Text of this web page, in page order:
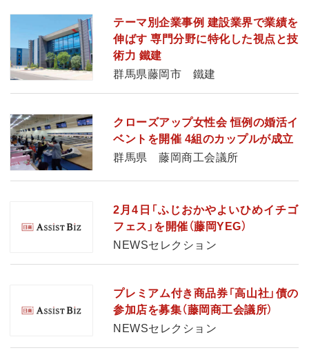
テーマ別企業事例 建設業界で業績を
伸ばす 専門分野に特化した視点と技
術力 鐵建
群馬県藤岡市 鐵建
クローズアップ女性会 恒例の婚活イ
ベントを開催 4組のカップルが成立
群馬県 藤岡商工会議所
2月4日「ふじおかやよいひめイチゴ
フェス」を開催（藤岡YEG）
NEWSセレクション
プレミアム付き商品券「高山社」債の
参加店を募集（藤岡商工会議所）
NEWSセレクション